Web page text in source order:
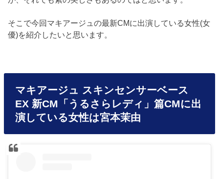
そこで今回マキアージュの最新CMに出演している女性(女
優)を紹介したいと思います。
マキアージュ スキンセンサーベース
EX 新CM「うるさらレディ」篇CMに出
演している女性は宮本茉由